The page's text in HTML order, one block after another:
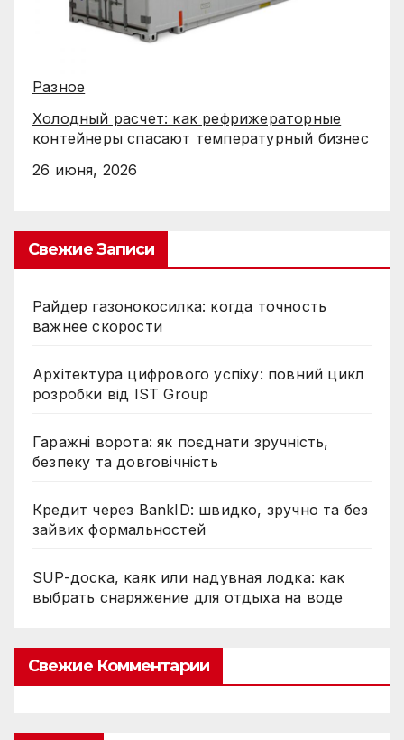
Разное
Холодный расчет: как рефрижераторные
контейнеры спасают температурный бизнес
26 июня, 2026
Свежие Записи
Райдер газонокосилка: когда точность
важнее скорости
Архітектура цифрового успіху: повний цикл
розробки від IST Group
Гаражні ворота: як поєднати зручність,
безпеку та довговічність
Кредит через BankID: швидко, зручно та без
зайвих формальностей
SUP-доска, каяк или надувная лодка: как
выбрать снаряжение для отдыха на воде
Свежие Комментарии